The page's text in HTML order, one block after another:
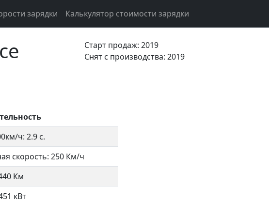
зарядки Калькулятор стоимости зарядки
Старт продаж: 2019
Cнят с производства: 2019
ч: 2.9 с.
скорость: 250 Км/ч
Км
кВт